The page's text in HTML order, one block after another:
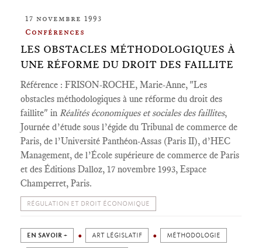
17 novembre 1993
Conférences
LES OBSTACLES MÉTHODOLOGIQUES À
UNE RÉFORME DU DROIT DES FAILLITE
Référence : FRISON-ROCHE, Marie-Anne, "Les
obstacles méthodologiques à une réforme du droit des
faillite" in Réalités économiques et sociales des faillites,
Journée d’étude sous l’égide du Tribunal de commerce de
Paris, de l’Université Panthéon-Assas (Paris II), d’HEC
Management, de l’École supérieure de commerce de Paris
et des Éditions Dalloz, 17 novembre 1993, Espace
Champerret, Paris.
RÉGULATION ET DROIT ÉCONOMIQUE
EN SAVOIR + ART LÉGISLATIF MÉTHODOLOGIE